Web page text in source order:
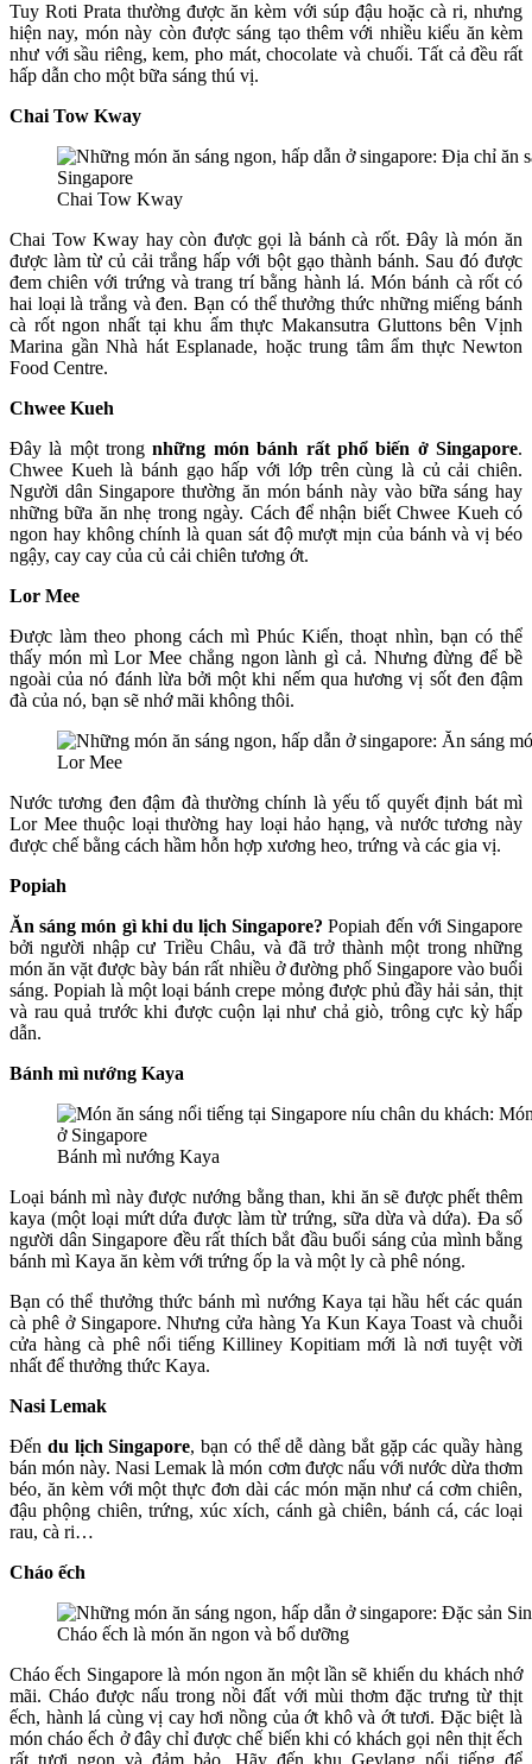
Tuy Roti Prata thường được ăn kèm với súp đậu hoặc cà ri, nhưng
hiện nay, món này còn được sáng tạo thêm với nhiều kiểu ăn kèm
như với sầu riêng, kem, pho mát, chocolate và chuối. Tất cả đều rất
hấp dẫn cho một bữa sáng thú vị.
Chai Tow Kway
Chai Tow Kway
Chai Tow Kway hay còn được gọi là bánh cà rốt. Đây là món ăn
được làm từ củ cải trắng hấp với bột gạo thành bánh. Sau đó được
đem chiên với trứng và trang trí bằng hành lá. Món bánh cà rốt có
hai loại là trắng và đen. Bạn có thể thưởng thức những miếng bánh
cà rốt ngon nhất tại khu ẩm thực Makansutra Gluttons bên Vịnh
Marina gần Nhà hát Esplanade, hoặc trung tâm ẩm thực Newton
Food Centre.
Chwee Kueh
Đây là một trongnhững món bánh rất phổ biến ở Singapore.
Chwee Kueh là bánh gạo hấp với lớp trên cùng là củ cải chiên.
Người dân Singapore thường ăn món bánh này vào bữa sáng hay
những bữa ăn nhẹ trong ngày. Cách để nhận biết Chwee Kueh có
ngon hay không chính là quan sát độ mượt mịn của bánh và vị béo
ngậy, cay cay của củ cải chiên tương ớt.
Lor Mee
Được làm theo phong cách mì Phúc Kiến, thoạt nhìn, bạn có thể
thấy món mì Lor Mee chẳng ngon lành gì cả. Nhưng đừng để bề
ngoài của nó đánh lừa bởi một khi nếm qua hương vị sốt đen đậm
đà của nó, bạn sẽ nhớ mãi không thôi.
Lor Mee
Nước tương đen đậm đà thường chính là yếu tố quyết định bát mì
Lor Mee thuộc loại thường hay loại hảo hạng, và nước tương này
được chế bằng cách hầm hỗn hợp xương heo, trứng và các gia vị.
Popiah
Ăn sáng món gì khi du lịch Singapore? Popiah đến với Singapore
bởi người nhập cư Triều Châu, và đã trở thành một trong những
món ăn vặt được bày bán rất nhiều ở đường phố Singapore vào buổi
sáng. Popiah là một loại bánh crepe mỏng được phủ đầy hải sản, thịt
và rau quả trước khi được cuộn lại như chả giò, trông cực kỳ hấp
dẫn.
Bánh mì nướng Kaya
Bánh mì nướng Kaya
Loại bánh mì này được nướng bằng than, khi ăn sẽ được phết thêm
kaya (một loại mứt dứa được làm từ trứng, sữa dừa và dứa). Đa số
người dân Singapore đều rất thích bắt đầu buổi sáng của mình bằng
bánh mì Kaya ăn kèm với trứng ốp la và một ly cà phê nóng.
Bạn có thể thưởng thức bánh mì nướng Kaya tại hầu hết các quán
cà phê ở Singapore. Nhưng cửa hàng Ya Kun Kaya Toast và chuỗi
cửa hàng cà phê nổi tiếng Killiney Kopitiam mới là nơi tuyệt vời
nhất để thưởng thức Kaya.
Nasi Lemak
Đến du lịch Singapore, bạn có thể dễ dàng bắt gặp các quầy hàng
bán món này. Nasi Lemak là món cơm được nấu với nước dừa thơm
béo, ăn kèm với một thực đơn dài các món mặn như cá cơm chiên,
đậu phộng chiên, trứng, xúc xích, cánh gà chiên, bánh cá, các loại
rau, cà ri…
Cháo ếch
Cháo ếch là món ăn ngon và bổ dưỡng
Cháo ếch Singapore là món ngon ăn một lần sẽ khiến du khách nhớ
mãi. Cháo được nấu trong nồi đất với mùi thơm đặc trưng từ thịt
ếch, hành lá cùng vị cay hơi nồng của ớt khô và ớt tươi. Đặc biệt là
món cháo ếch ở đây chỉ được chế biến khi có khách gọi nên thịt ếch
rất tươi ngon và đảm bảo. Hãy đến khu Geylang nổi tiếng để